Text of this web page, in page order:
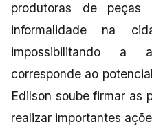
produtoras de
informalidade na
impossibilitando a
corresponde ao
Edilson soube firmar as
realizar importantes